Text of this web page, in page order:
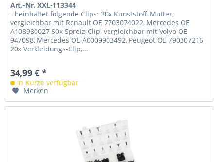
Art.-Nr. XXL-113344
- beinhaltet folgende Clips: 30x Kunststoff-Mutter,
vergleichbar mit Renault OE 7703074022, Mercedes OE
A108980027 50x Spreiz-Clip, vergleichbar mit Volvo OE
947098, Mercedes OE A0009903492, Peugeot OE 790307216
20x Verkleidungs-Clip,...
34,99 € *
In Kürze verfügbar
Merken